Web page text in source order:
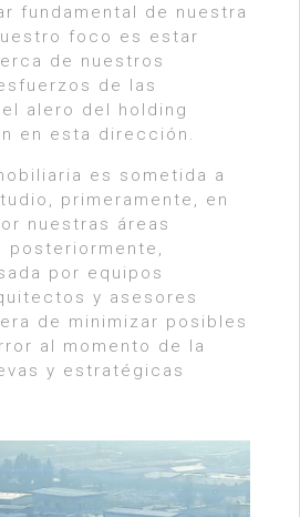
fundamental de nuestra
foco es estar
de nuestros
de las
alero del holding
en esta dirección.
es sometida a
primeramente, en
nuestras áreas
por equipos
y asesores
de minimizar posibles
al momento de la
y estratégicas